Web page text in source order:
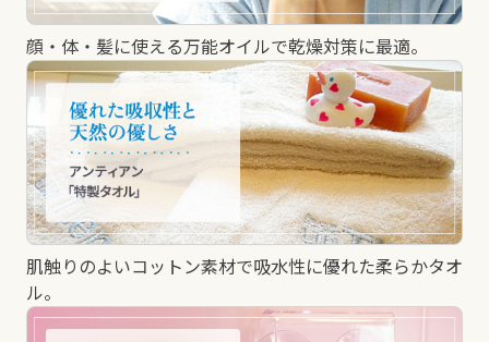
顔・体・髪に使える万能オイルで乾燥対策に最適。
肌触りのよいコットン素材で吸水性に優れた柔らかタオ
ル。